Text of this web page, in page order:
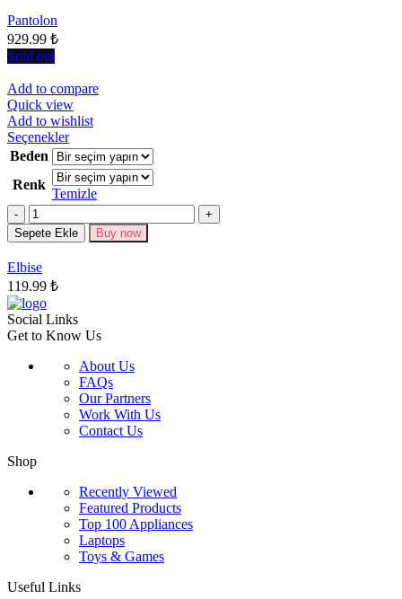
Pantolon
929.99 ₺
Sold out
Add to compare
Quick view
Add to wishlist
SeçeneklerBu
ürünün
birden
fazla
varyasyonu
Seçenekler
Beden
Renk
Temizle
Miktar
Sepete Ekle Buy now
Elbise
119.99 ₺
Social Links
Get to Know Us
About Us
FAQs
Our Partners
Work With Us
Contact Us
Shop
Recently Viewed
Featured Products
Top 100 Appliances
Laptops
Toys & Games
Useful Links